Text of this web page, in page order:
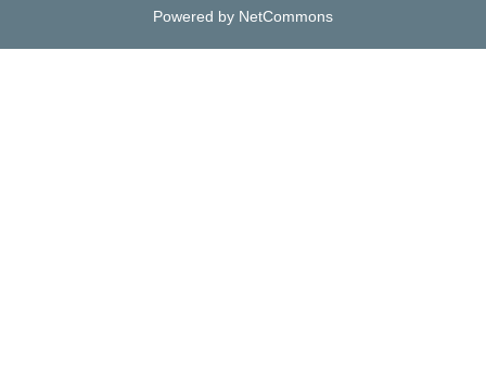
Powered by NetCommons